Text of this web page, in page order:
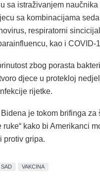
sa istraživanjem
sa kombinacijama
respiratorni
kao i COVID-
zbog porasta
djece u protekloj
rijetke.
Bidena je tokom brifinga
ruke“ kako bi Amerikanci
protiv gripa.
SAD VAKCINA